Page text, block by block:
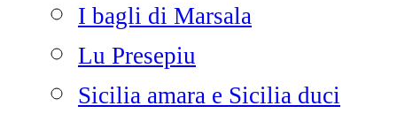
I bagli di Marsala
Lu Presepiu
Sicilia amara e Sicilia duci